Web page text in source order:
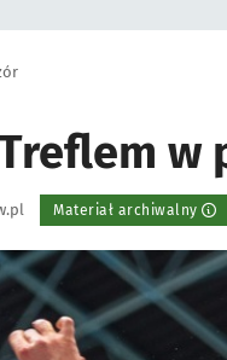
Materiał archiwalny